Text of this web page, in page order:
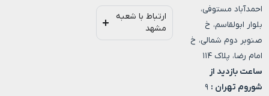
احمدآباد مستوفی،
بلوار ابولقاسم، خ
صنوبر دوم شمالی، خ
امام رضا، پلاک ۱۱۴
ساعت بازدید از
شوروم تهران : ۹
ارتباط با شعبه
مشهد